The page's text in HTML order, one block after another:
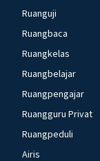
Ruanguji
Ruangbaca
Ruangkelas
Ruangbelajar
Ruangpengajar
Ruangguru Privat
Ruangpeduli
Airis